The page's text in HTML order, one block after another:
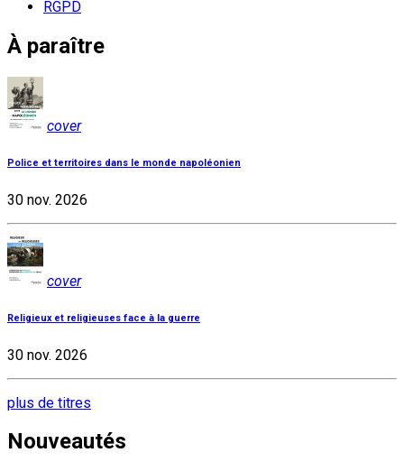
RGPD
À paraître
cover
Police et territoires dans le monde napoléonien
30 nov. 2026
cover
Religieux et religieuses face à la guerre
30 nov. 2026
plus de titres
Nouveautés